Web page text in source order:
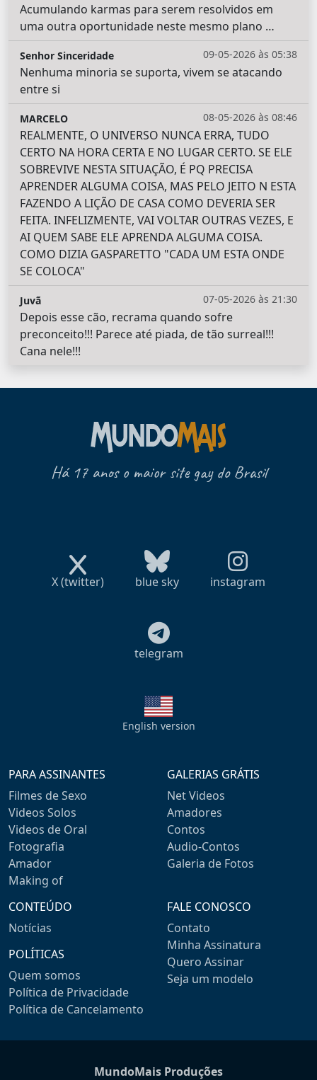
Acumulando karmas para serem resolvidos em
uma outra oportunidade neste mesmo plano …
09-05-2026 às 05:38
Senhor Sinceridade
Nenhuma minoria se suporta, vivem se atacando
entre si
08-05-2026 às 08:46
MARCELO
REALMENTE, O UNIVERSO NUNCA ERRA, TUDO
CERTO NA HORA CERTA E NO LUGAR CERTO. SE ELE
SOBREVIVE NESTA SITUAÇÃO, É PQ PRECISA
APRENDER ALGUMA COISA, MAS PELO JEITO N ESTA
FAZENDO A LIÇÃO DE CASA COMO DEVERIA SER
FEITA. INFELIZMENTE, VAI VOLTAR OUTRAS VEZES, E
AI QUEM SABE ELE APRENDA ALGUMA COISA.
COMO DIZIA GASPARETTO "CADA UM ESTA ONDE
SE COLOCA"
07-05-2026 às 21:30
Juvã
Depois esse cão, recrama quando sofre
preconceito!!! Parece até piada, de tão surreal!!!
Cana nele!!!
Há 17 anos o maior site gay do Brasil
X (twitter) blue sky instagram
telegram
English version
PARA ASSINANTES
Filmes de Sexo
Videos Solos
Videos de Oral
Fotografia
Amador
Making of
GALERIAS GRÁTIS
Net Videos
Amadores
Contos
Audio-Contos
Galeria de Fotos
CONTEÚDO
Notícias
POLÍTICAS
Quem somos
Política de Privacidade
Política de Cancelamento
FALE CONOSCO
Contato
Minha Assinatura
Quero Assinar
Seja um modelo
MundoMais Produções